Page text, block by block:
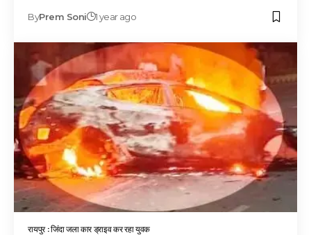
ByPrem Soni 1 year ago
रायपुर : जिंदा जला कार ड्राइव कर रहा युवक